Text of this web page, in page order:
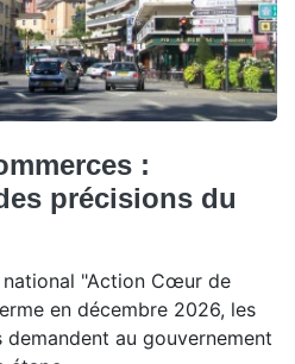
:
précisions du
"Action Cœur de
en décembre 2026, les
au gouvernement